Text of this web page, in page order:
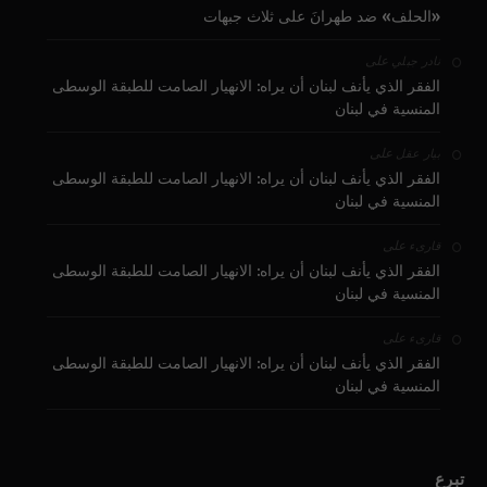
«الحلف» ضد طهرانَ على ثلاث جبهات
نادر جبلي على
الفقر الذي يأنف لبنان أن يراه: الانهيار الصامت للطبقة الوسطى
المنسية في لبنان
بيار عقل على
الفقر الذي يأنف لبنان أن يراه: الانهيار الصامت للطبقة الوسطى
المنسية في لبنان
قارىء على
الفقر الذي يأنف لبنان أن يراه: الانهيار الصامت للطبقة الوسطى
المنسية في لبنان
قارىء على
الفقر الذي يأنف لبنان أن يراه: الانهيار الصامت للطبقة الوسطى
المنسية في لبنان
تبرع